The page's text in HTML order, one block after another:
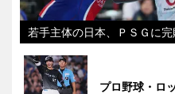
若手主体の日本、ＰＳＧに完
プロ野球・ロ